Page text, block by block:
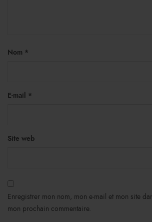
Nom *
E-mail *
Site web
Enregistrer mon nom, mon e-mail et mon site
mon prochain commentaire.